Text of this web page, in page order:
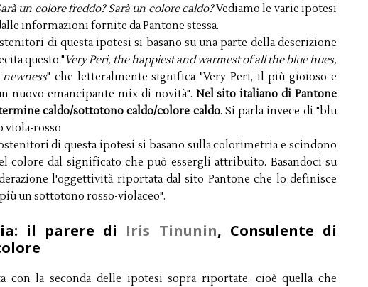
un colore freddo? Sarà un colore caldo?Vediamo le varie ipotesi
informazioni fornite da Pantone stessa.
di questa ipotesi si basano su una parte della descrizione
questo "Very Peri, the happiest and warmest of all the blue hues,
" che letteralmente significa "Very Peri, il più gioioso e
nuovo emancipante mix di novità". Nel sito italiano di Pantone
caldo/sottotono caldo/colore caldo. Si parla invece di "blu
viola-rosso
di questa ipotesi si basano sulla colorimetria e scindono
colore dal significato che può essergli attribuito. Basandoci su
l'oggettività riportata dal sito Pantone che lo definisce
un sottotono rosso-violaceo".
il parere di Iris Tinunin, Consulente di
con la seconda delle ipotesi sopra riportate, cioè quella che